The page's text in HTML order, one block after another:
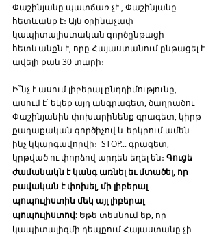
Փաշինյանը պատճառ չէ , Փաշինյանը
հետևանք է։ Այն օրինաչափ
կապիտալիստական գործընթացի
հետևանքն է, որը Հայաստանում ընթացել է
ավելի քան 30 տարի։
Ի՞նչ է ասում լիբերալ ընդդիմությունը,
ասում է՝ եկեք այդ անգրագետ, ծաղրածու
Փաշինյանին փոխարինենք գրագետ, կիրթ
քաղաքական գործիչով և երկրում ամեն
ինչ կկարգավորվի։  STOP... գրագետ,
կրթված ու փորձով արդեն եղել են։ Գուցե
ժամանակն է կանգ առնել եւ մտածել, որ
բավական է փոխել, մի լիբերալ
պոպուլիստին մեկ այլ լիբերալ
պոպուլիստով: Եթե տեսնում եք, որ
կապիտալիզմի դեպքում Հայաստանը չի